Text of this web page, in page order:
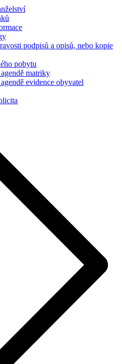
podpisů a opisů, nebo kopie
pobytu
matriky
evidence obyvatel